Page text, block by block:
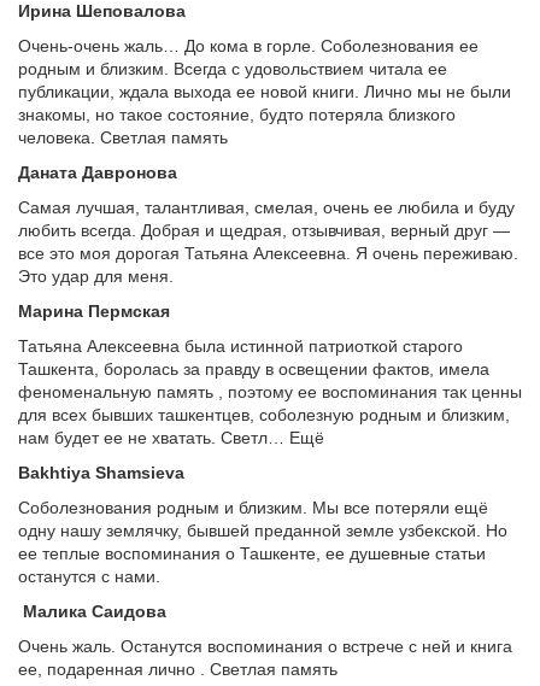
Ирина Шеповалова
Очень-очень жаль… До кома в горле. Соболезнования ее
родным и близким. Всегда с удовольствием читала ее
публикации, ждала выхода ее новой книги. Лично мы не были
знакомы, но такое состояние, будто потеряла близкого
человека. Светлая память
Даната Давронова
Самая лучшая, талантливая, смелая, очень ее любила и буду
любить всегда. Добрая и щедрая, отзывчивая, верный друг —
все это моя дорогая Татьяна Алексеевна. Я очень переживаю.
Это удар для меня.
Марина Пермская
Татьяна Алексеевна была истинной патриоткой старого
Ташкента, боролась за правду в освещении фактов, имела
феноменальную память , поэтому ее воспоминания так ценны
для всех бывших ташкентцев, соболезную родным и близким,
нам будет ее не хватать. Светл… Ещё
Bakhtiya Shamsieva
Соболезнования родным и близким. Мы все потеряли ещё
одну нашу землячку, бывшей преданной земле узбекской. Но
ее теплые воспоминания о Ташкенте, ее душевные статьи
останутся с нами.
Малика Саидова
Очень жаль. Останутся воспоминания о встрече с ней и книга
ее, подаренная лично . Светлая память